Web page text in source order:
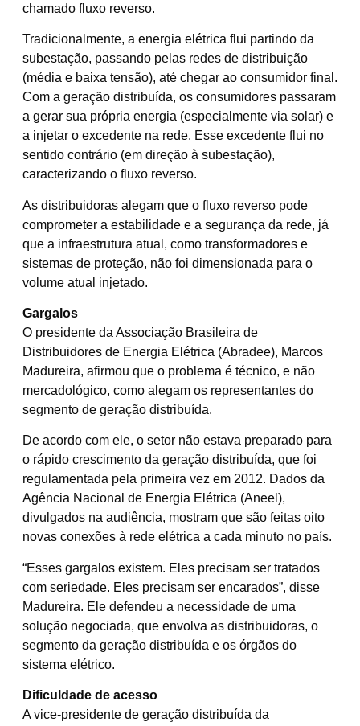
chamado fluxo reverso.
Tradicionalmente, a energia elétrica flui partindo da
subestação, passando pelas redes de distribuição
(média e baixa tensão), até chegar ao consumidor final.
Com a geração distribuída, os consumidores passaram
a gerar sua própria energia (especialmente via solar) e
a injetar o excedente na rede. Esse excedente flui no
sentido contrário (em direção à subestação),
caracterizando o fluxo reverso.
As distribuidoras alegam que o fluxo reverso pode
comprometer a estabilidade e a segurança da rede, já
que a infraestrutura atual, como transformadores e
sistemas de proteção, não foi dimensionada para o
volume atual injetado.
Gargalos
O presidente da Associação Brasileira de
Distribuidores de Energia Elétrica (Abradee), Marcos
Madureira, afirmou que o problema é técnico, e não
mercadológico, como alegam os representantes do
segmento de geração distribuída.
De acordo com ele, o setor não estava preparado para
o rápido crescimento da geração distribuída, que foi
regulamentada pela primeira vez em 2012. Dados da
Agência Nacional de Energia Elétrica (Aneel),
divulgados na audiência, mostram que são feitas oito
novas conexões à rede elétrica a cada minuto no país.
“Esses gargalos existem. Eles precisam ser tratados
com seriedade. Eles precisam ser encarados”, disse
Madureira. Ele defendeu a necessidade de uma
solução negociada, que envolva as distribuidoras, o
segmento da geração distribuída e os órgãos do
sistema elétrico.
Dificuldade de acesso
A vice-presidente de geração distribuída da